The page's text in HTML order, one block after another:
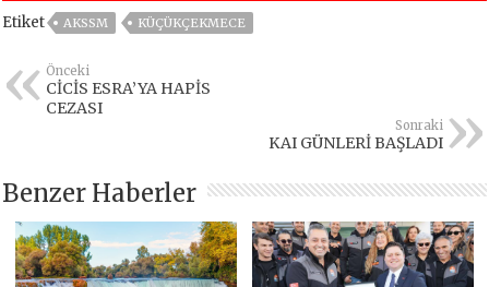
Etiket AKSSM KÜÇÜKÇEKMECE
Önceki
CİCİS ESRA’YA HAPİS
CEZASI
Sonraki
KAI GÜNLERİ BAŞLADI
Benzer Haberler